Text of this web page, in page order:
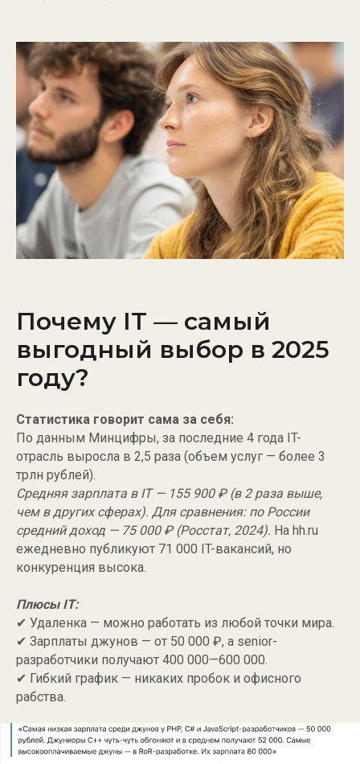
Почему IT — самый
выгодный выбор в 2025
году?
Статистика говорит сама за себя:
По данным Минцифры, за последние 4 года IT-
отрасль выросла в 2,5 раза (объем услуг — более 3
трлн рублей).
Средняя зарплата в IT — 155 900 ₽ (в 2 раза выше,
чем в других сферах). Для сравнения: по России
средний доход — 75 000 ₽ (Росстат, 2024). На hh.ru
ежедневно публикуют 71 000 IT-вакансий, но
конкуренция высока.
Плюсы IT:
✔ Удаленка — можно работать из любой точки мира.
✔ Зарплаты джунов — от 50 000 ₽, а senior-
разработчики получают 400 000—600 000.
✔ Гибкий график — никаких пробок и офисного
рабства.